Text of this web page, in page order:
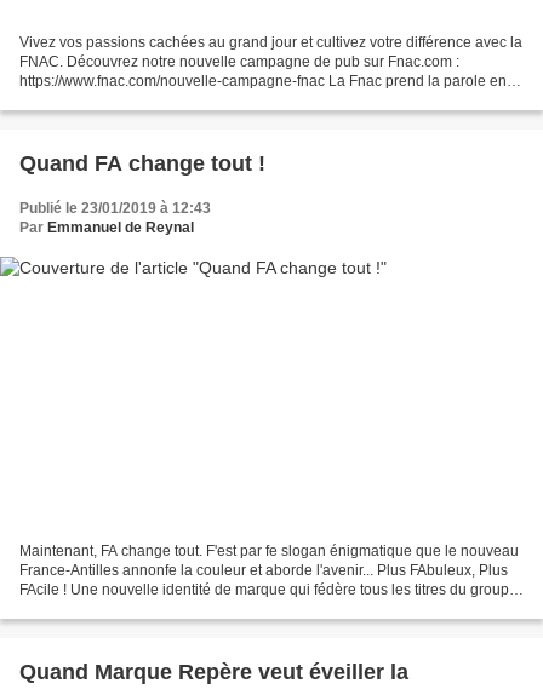
Vivez vos passions cachées au grand jour et cultivez votre différence avec la
FNAC. Découvrez notre nouvelle campagne de pub sur Fnac.com :
https://www.fnac.com/nouvelle-campagne-fnac La Fnac prend la parole en
Quand FA change tout !
Publié le 23/01/2019 à 12:43
Par Emmanuel de Reynal
Maintenant, FA change tout. F'est par fe slogan énigmatique que le nouveau
France-Antilles annonfe la couleur et aborde l'avenir... Plus FAbuleux, Plus
FAcile ! Une nouvelle identité de marque qui fédère tous les titres du groupe,
Quand Marque Repère veut éveiller la